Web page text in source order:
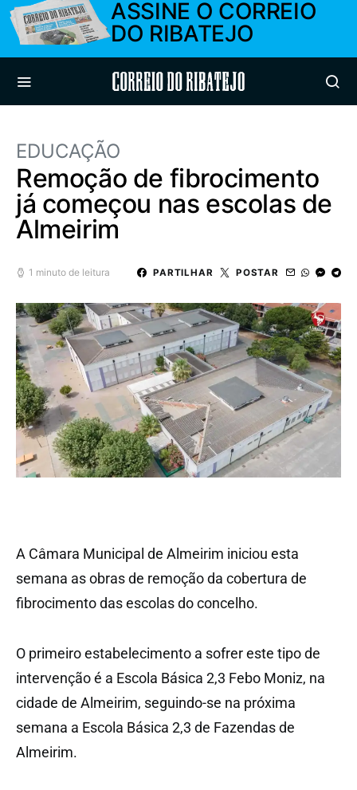
ASSINE O CORREIO
DO RIBATEJO
Correio do Ribatejo
EDUCAÇÃO
Remoção de fibrocimento
já começou nas escolas de
Almeirim
1 minuto de leitura PARTILHAR POSTAR
A Câmara Municipal de Almeirim iniciou esta
semana as obras de remoção da cobertura de
fibrocimento das escolas do concelho.
O primeiro estabelecimento a sofrer este tipo de
intervenção é a Escola Básica 2,3 Febo Moniz, na
cidade de Almeirim, seguindo-se na próxima
semana a Escola Básica 2,3 de Fazendas de
Almeirim.